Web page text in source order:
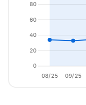
08/25 09/25
0
20
40
60
80